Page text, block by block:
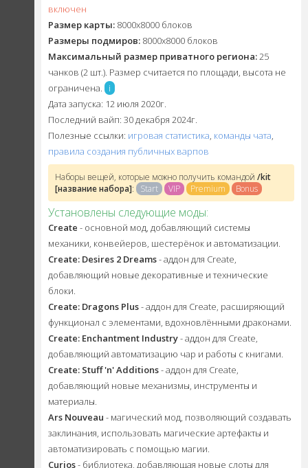
включен
Размер карты: 8000х8000 блоков
Размеры подмиров: 8000х8000 блоков
Максимальный размер приватного региона:25
чанков (2 шт.). Размер считается по площади, высота не
ограничена.
i
Дата запуска: 12 июля 2020г.
Последний вайп: 30 декабря 2024г.
Полезные ссылки: игровая статистика, команды чата,
правила создания публичных варпов
Наборы вещей, которые можно получить командой /kit
[название набора]: Start VIP Premium Bonus
Установлены следующие моды:
Create - основной мод, добавляющий системы
механики, конвейеров, шестерёнок и автоматизации.
Create: Desires 2 Dreams- аддон для Create,
добавляющий новые декоративные и технические
блоки.
Create: Dragons Plus- аддон для Create, расширяющий
функционал с элементами, вдохновлёнными драконами.
Create: Enchantment Industry- аддон для Create,
добавляющий автоматизацию чар и работы с книгами.
Create: Stuff 'n' Additions- аддон для Create,
добавляющий новые механизмы, инструменты и
материалы.
Ars Nouveau - магический мод, позволяющий создавать
заклинания, использовать магические артефакты и
автоматизировать с помощью магии.
Curios- библиотека, добавляющая новые слоты для